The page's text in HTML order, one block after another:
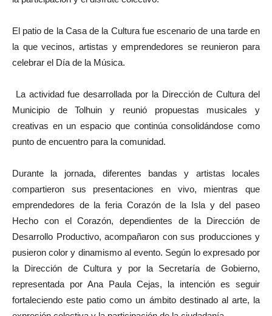
El patio de la Casa de la Cultura fue escenario de una tarde en
la que vecinos, artistas y emprendedores se reunieron para
celebrar el Día de la Música.
La actividad fue desarrollada por la Dirección de Cultura del
Municipio de Tolhuin y reunió propuestas musicales y
creativas en un espacio que continúa consolidándose como
punto de encuentro para la comunidad.
Durante la jornada, diferentes bandas y artistas locales
compartieron sus presentaciones en vivo, mientras que
emprendedores de la feria Corazón de la Isla y del paseo
Hecho con el Corazón, dependientes de la Dirección de
Desarrollo Productivo, acompañaron con sus producciones y
pusieron color y dinamismo al evento. Según lo expresado por
la Dirección de Cultura y por la Secretaría de Gobierno,
representada por Ana Paula Cejas, la intención es seguir
fortaleciendo este patio como un ámbito destinado al arte, la